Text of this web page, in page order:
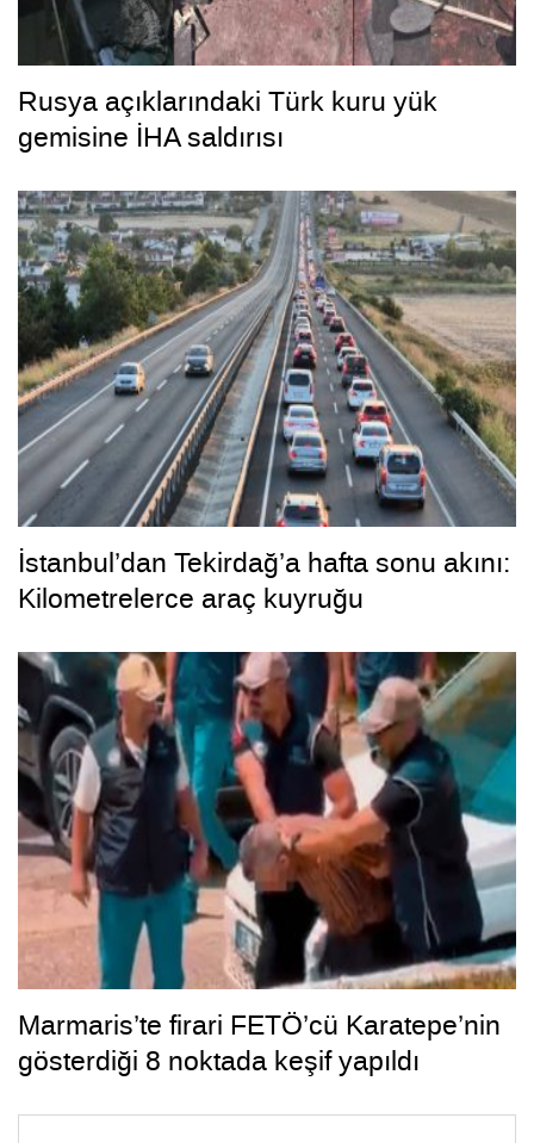
Rusya açıklarındaki Türk kuru yük
gemisine İHA saldırısı
İstanbul’dan Tekirdağ’a hafta sonu akını:
Kilometrelerce araç kuyruğu
Marmaris’te firari FETÖ’cü Karatepe’nin
gösterdiği 8 noktada keşif yapıldı